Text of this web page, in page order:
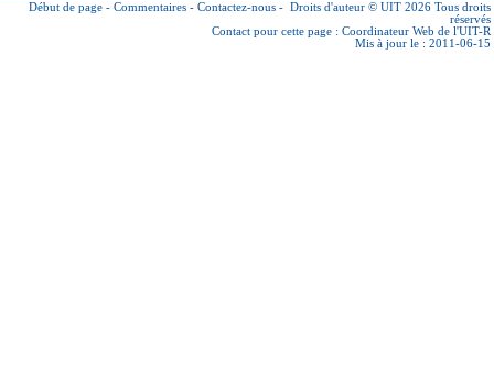
Début de page - Commentaires - Contactez-nous - Droits d'auteur © UIT 2026 Tous droits
réservés
Contact pour cette page : Coordinateur Web de l'UIT-R
Mis à jour le : 2011-06-15